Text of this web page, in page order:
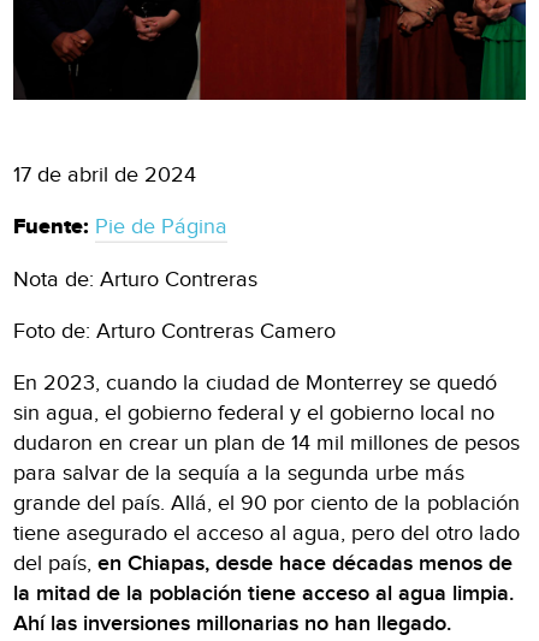
17 de abril de 2024
Fuente: Pie de Página
Nota de: Arturo Contreras
Foto de: Arturo Contreras Camero
En 2023, cuando la ciudad de Monterrey se quedó
sin agua, el gobierno federal y el gobierno local no
dudaron en crear un plan de 14 mil millones de pesos
para salvar de la sequía a la segunda urbe más
grande del país. Allá, el 90 por ciento de la población
tiene asegurado el acceso al agua, pero del otro lado
del país,en Chiapas, desde hace décadas menos de
la mitad de la población tiene acceso al agua limpia.
Ahí las inversiones millonarias no han llegado.